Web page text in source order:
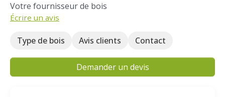
Votre fournisseur de bois
Écrire un avis
Type de bois Avis clients Contact
Demander un devis